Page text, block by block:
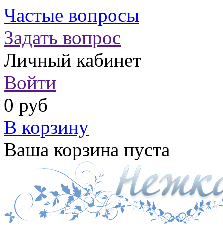
Частые вопросы
Задать вопрос
Личный кабинет
Войти
0 руб
В корзину
Ваша корзина пуста